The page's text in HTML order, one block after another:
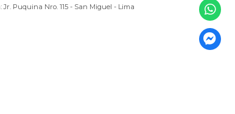
Puquina Nro. 115 - San Miguel - Lima